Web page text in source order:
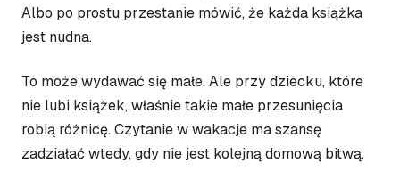
Albo po prostu przestanie mówić, że każda książka
jest nudna.
To może wydawać się małe. Ale przy dziecku, które
nie lubi książek, właśnie takie małe przesunięcia
robią różnicę. Czytanie w wakacje ma szansę
zadziałać wtedy, gdy nie jest kolejną domową bitwą.